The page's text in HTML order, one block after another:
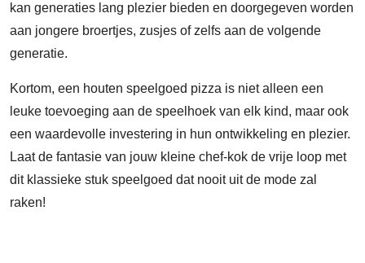
kan generaties lang plezier bieden en doorgegeven worden
aan jongere broertjes, zusjes of zelfs aan de volgende
generatie.
Kortom, een houten speelgoed pizza is niet alleen een
leuke toevoeging aan de speelhoek van elk kind, maar ook
een waardevolle investering in hun ontwikkeling en plezier.
Laat de fantasie van jouw kleine chef-kok de vrije loop met
dit klassieke stuk speelgoed dat nooit uit de mode zal
raken!